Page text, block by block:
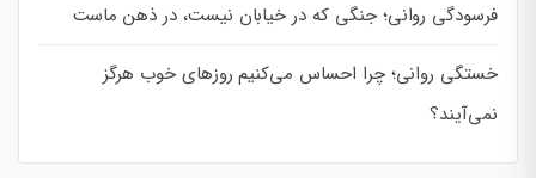
فرسودگی روانی؛ جنگی که در خیابان نیست، در ذهن ماست
خستگی روانی؛ چرا احساس می‌کنیم روزهای خوب هرگز
نمی‌آیند؟